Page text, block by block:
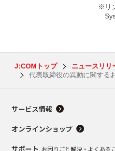
※リ
J:COMトップ
ニュースリリ
代表取締役の異動に関する
サービス情報
オンラインショップ
サポート お困りごと解決・よくある